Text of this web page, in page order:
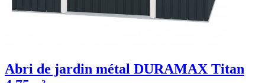
Abri de jardin métal DURAMAX Titan